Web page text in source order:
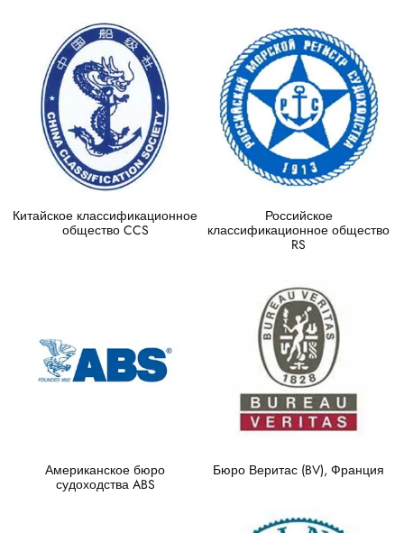
Китайское классификационное
общество CCS
Российское
классификационное общество
RS
Американское бюро
судоходства ABS
Бюро Веритас (BV), Франция